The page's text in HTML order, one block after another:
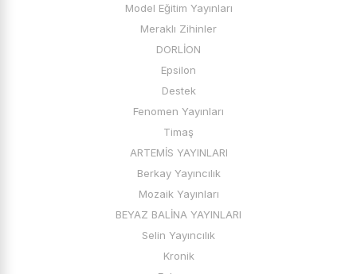
Model Eğitim Yayınları
Meraklı Zihinler
DORLİON
Epsilon
Destek
Fenomen Yayınları
Timaş
ARTEMİS YAYINLARI
Berkay Yayıncılık
Mozaik Yayınları
BEYAZ BALİNA YAYINLARI
Selin Yayıncılık
Kronik